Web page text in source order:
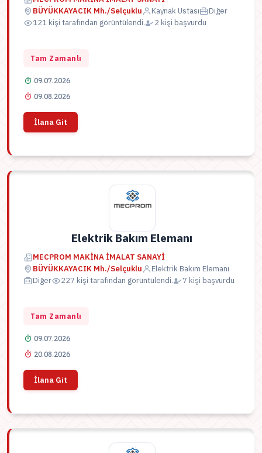
BÜYÜKKAYACIK Mh./Selçuklu
Kaynak Ustası
Diğer
121 kişi tarafından görüntülendi.
2 kişi başvurdu
Tam Zamanlı
09.07.2026
09.08.2026
İlana Git
Elektrik Bakım Elemanı
MECPROM MAKİNA İMALAT SANAYİ
BÜYÜKKAYACIK Mh./Selçuklu
Elektrik Bakım Elemanı
Diğer
227 kişi tarafından görüntülendi. 7 kişi başvurdu
Tam Zamanlı
09.07.2026
20.08.2026
İlana Git